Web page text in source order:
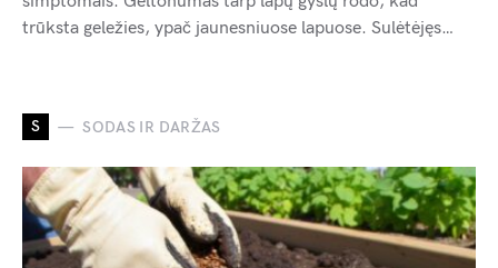
trūksta geležies, ypač jaunesniuose lapuose. Sulėtėjęs…
S SODAS IR DARŽAS